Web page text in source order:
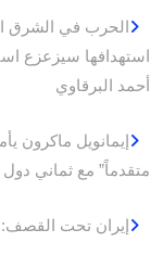
الحرب في الشرق
استهدافها سيزعزع
أحمد البرقاوي
إيمانويل ماكرون
متقدماً” مع ثماني دول
إيران تحت